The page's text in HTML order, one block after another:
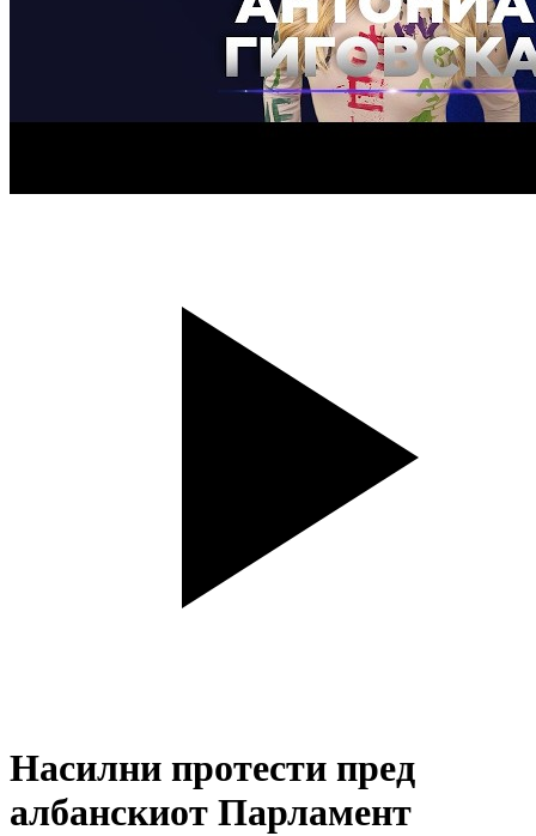
Насилни протести пред
албанскиот Парламент